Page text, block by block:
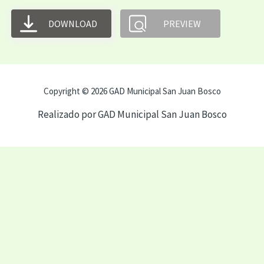
DOWNLOAD PREVIEW
Copyright © 2026 GAD Municipal San Juan Bosco
Realizado por GAD Municipal San Juan Bosco